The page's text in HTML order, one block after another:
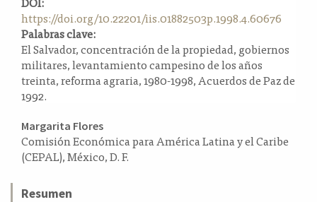
a
l
a
t
e
r
a
l
https://doi.org/10.22201/iis.01882503p.1998.4.60676
Palabras clave:
El Salvador, concentración de la propiedad, gobiernos
militares, levantamiento campesino de los años
treinta, reforma agraria, 1980-1998, Acuerdos de Paz de
1992.
Contenido
principal
del
artículo
Margarita Flores
Comisión Económica para América Latina y el Caribe
(CEPAL), México, D. F.
Resumen